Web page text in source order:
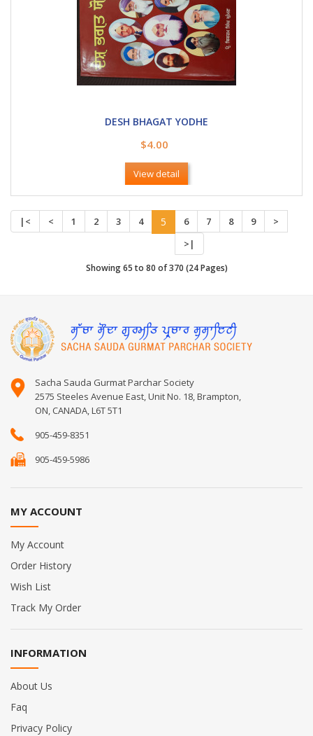
DESH BHAGAT YODHE
$4.00
View detail
|< < 1 2 3 4 5 6 7 8 9
>
>|
Showing 65 to 80 of 370 (24 Pages)
Sacha Sauda Gurmat Parchar Society
2575 Steeles Avenue East, Unit No. 18, Brampton,
ON, CANADA, L6T 5T1
905-459-8351
905-459-5986
MY ACCOUNT
My Account
Order History
Wish List
Track My Order
INFORMATION
About Us
Faq
Privacy Policy